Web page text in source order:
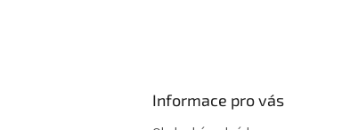
Informace pro vás